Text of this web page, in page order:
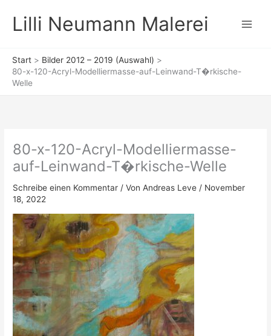
Inhalt
springen
Lilli Neumann Malerei
Start
Bilder 2012 – 2019 (Auswahl)
80-x-120-Acryl-Modelliermasse-auf-Leinwand-T�rkische-
Welle
80-x-120-Acryl-Modelliermasse-
auf-Leinwand-T�rkische-Welle
Schreibe einen Kommentar / VonAndreas Leve / November
18, 2022